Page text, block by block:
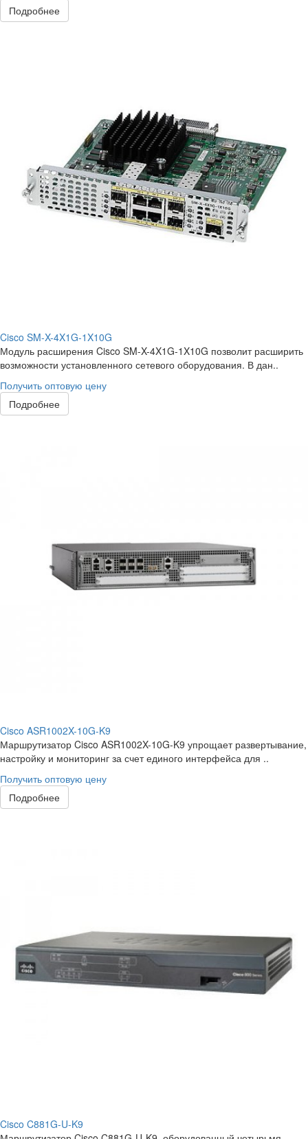
Подробнее
Cisco SM-X-4X1G-1X10G
Модуль расширения Cisco SM-X-4X1G-1X10G позволит расширить
возможности установленного сетевого оборудования. В дан..
Получить оптовую цену
Подробнее
Cisco ASR1002X-10G-K9
Маршрутизатор Cisco ASR1002X-10G-K9 упрощает развертывание,
настройку и мониторинг за счет единого интерфейса для ..
Получить оптовую цену
Подробнее
Cisco C881G-U-K9